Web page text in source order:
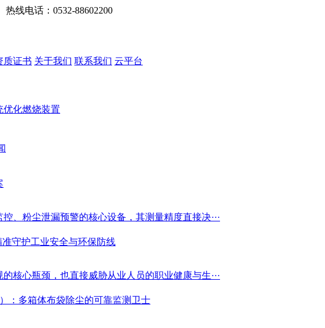
线电话：0532-88602200
质证书 关于我们 联系我们 云平台
优化燃烧装置
、粉尘泄漏预警的核心设备，其测量精度直接决···
守护工业安全与环保防线
核心瓶颈，也直接威胁从业人员的职业健康与生···
：多箱体布袋除尘的可靠监测卫士